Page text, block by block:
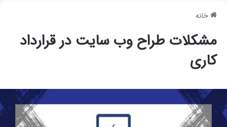
خانه
مشکلات طراح وب سایت در قرارداد
کاری